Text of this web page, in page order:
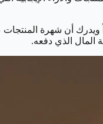
أن شهرة المنتجات
المال الذي دفعه.